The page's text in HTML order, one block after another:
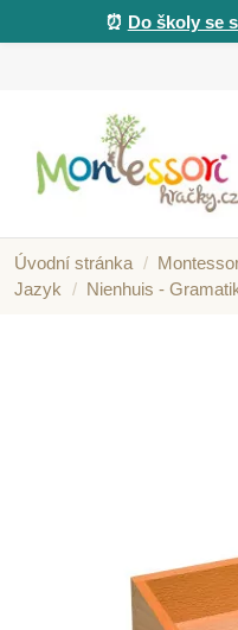
⏰ Do školy se
Úvodní stránka
Jazyk
Nienhuis -